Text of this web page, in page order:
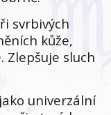
svrbivých
kůže,
Zlepšuje sluch
univerzální